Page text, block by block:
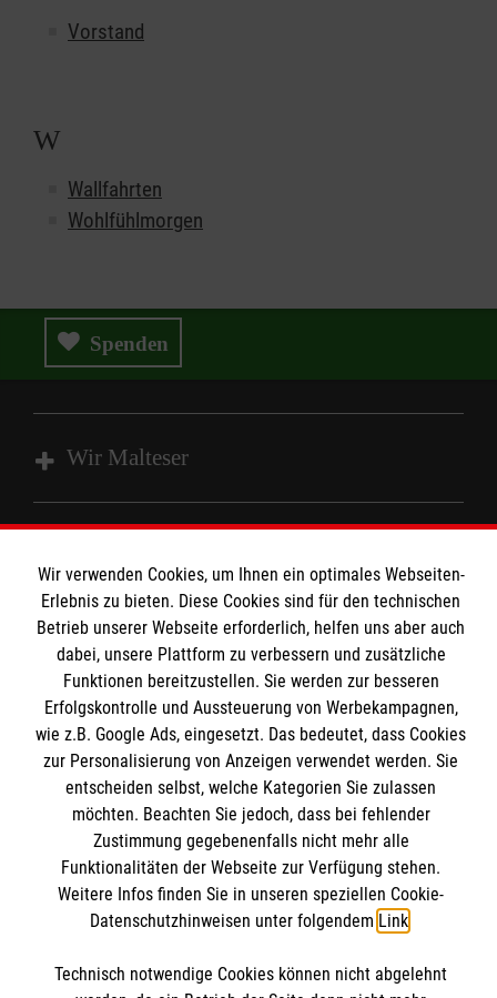
Vorstand
W
Wallfahrten
Wohlfühlmorgen
Spenden
Wir Malteser
Spenden und Helfen
Angebote und Leistungen
Unsere Kurse
Mitarbeiten & Stellenangebote
Wir Malteser
Informationen
Kontakt
Impressum
Datenschutz
Malteser online
Malteserorden
Malteser Jugend
Malteser International
Sharepoint
Spendenkonto
Empfänger: Malteser Hilfsdienst e.V.
Bank: Pax-Bank für Kirche und Caritas eG
IBAN: DE54370601201201206010
Wir verwenden Cookies, um Ihnen ein optimales Webseiten-
Erlebnis zu bieten. Diese Cookies sind für den technischen
Betrieb unserer Webseite erforderlich, helfen uns aber auch
dabei, unsere Plattform zu verbessern und zusätzliche
Funktionen bereitzustellen. Sie werden zur besseren
Erfolgskontrolle und Aussteuerung von Werbekampagnen,
wie z.B. Google Ads, eingesetzt. Das bedeutet, dass Cookies
zur Personalisierung von Anzeigen verwendet werden. Sie
entscheiden selbst, welche Kategorien Sie zulassen
möchten. Beachten Sie jedoch, dass bei fehlender
Zustimmung gegebenenfalls nicht mehr alle
Funktionalitäten der Webseite zur Verfügung stehen.
Weitere Infos finden Sie in unseren speziellen Cookie-
Datenschutzhinweisen unter folgendem Link.
Technisch notwendige Cookies können nicht abgelehnt